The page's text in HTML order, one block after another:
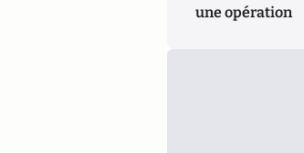
une opération